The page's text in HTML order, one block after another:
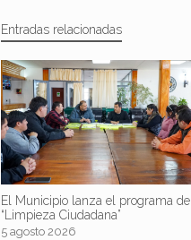
Entradas relacionadas
El Municipio lanza el programa de
“Limpieza Ciudadana”
5 agosto 2026